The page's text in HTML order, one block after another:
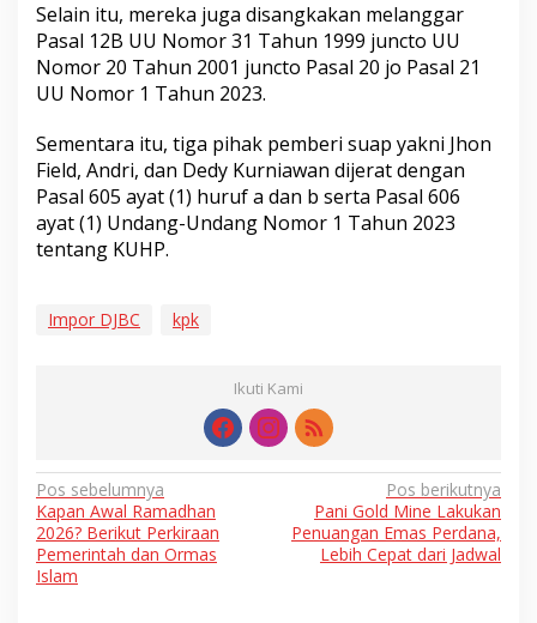
Selain itu, mereka juga disangkakan melanggar
Pasal 12B UU Nomor 31 Tahun 1999 juncto UU
Nomor 20 Tahun 2001 juncto Pasal 20 jo Pasal 21
UU Nomor 1 Tahun 2023.
Sementara itu, tiga pihak pemberi suap yakni Jhon
Field, Andri, dan Dedy Kurniawan dijerat dengan
Pasal 605 ayat (1) huruf a dan b serta Pasal 606
ayat (1) Undang-Undang Nomor 1 Tahun 2023
tentang KUHP.
Impor DJBC kpk
Ikuti Kami
Navigasi
pos
Pos sebelumnya
Kapan Awal Ramadhan
2026? Berikut Perkiraan
Pemerintah dan Ormas
Islam
Pos berikutnya
Pani Gold Mine Lakukan
Penuangan Emas Perdana,
Lebih Cepat dari Jadwal